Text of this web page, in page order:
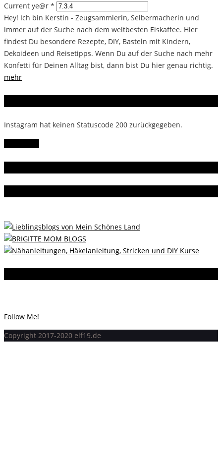
Current ye@r *
Hey! Ich bin Kerstin - Zeugsammlerin, Selbermacherin und
immer auf der Suche nach dem weltbesten Eiskaffee. Hier
findest Du besondere Rezepte, DIY, Basteln mit Kindern,
Dekoideen und Reisetipps. Wenn Du auf der Suche nach mehr
Konfetti für Deinen Alltag bist, dann bist Du hier genau richtig.
mehr
Instagram hat keinen Statuscode 200 zurückgegeben.
Follow Me!
Copyright 2017-2020 elf19.de